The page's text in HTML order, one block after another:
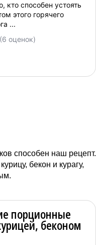
(6 оценок)
кто способен устоять
этого горячего
...
способен наш рецепт.
бекон и курагу,
порционные
беконом